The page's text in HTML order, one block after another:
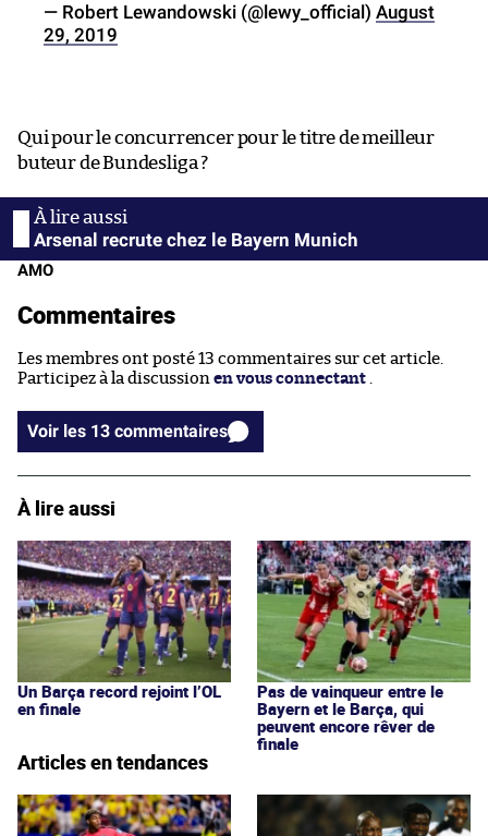
— Robert Lewandowski (@lewy_official) August
29, 2019
Qui pour le concurrencer pour le titre de meilleur
buteur de Bundesliga ?
Arsenal recrute chez le Bayern Munich
AMO
Commentaires
Les membres ont posté 13 commentaires sur cet article.
Participez à la discussion en vous connectant .
Voir les 13 commentaires
À lire aussi
Un Barça record rejoint l’OL
en finale
Pas de vainqueur entre le
Bayern et le Barça, qui
peuvent encore rêver de
finale
Articles en tendances